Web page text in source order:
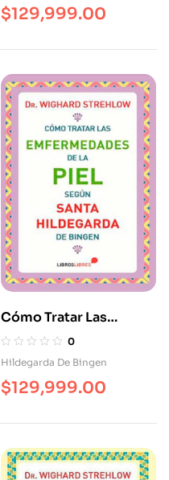
$129,999.00
Cómo Tratar Las
Enfermedades De La
Piel Según Santa
0
Hildegarda De Bingen
$129,999.00